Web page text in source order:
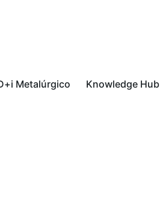
Metalúrgico Knowledge Hub